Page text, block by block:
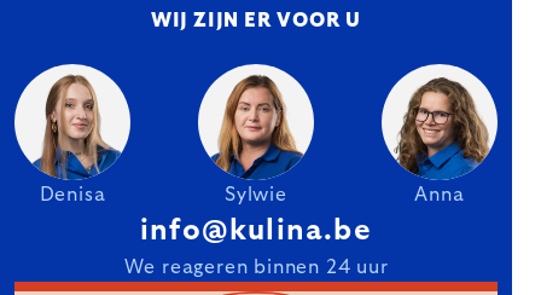
WIJ ZIJN ER VOOR U
Denisa Sylwie Anna
info@kulina.be
We reageren binnen 24 uur